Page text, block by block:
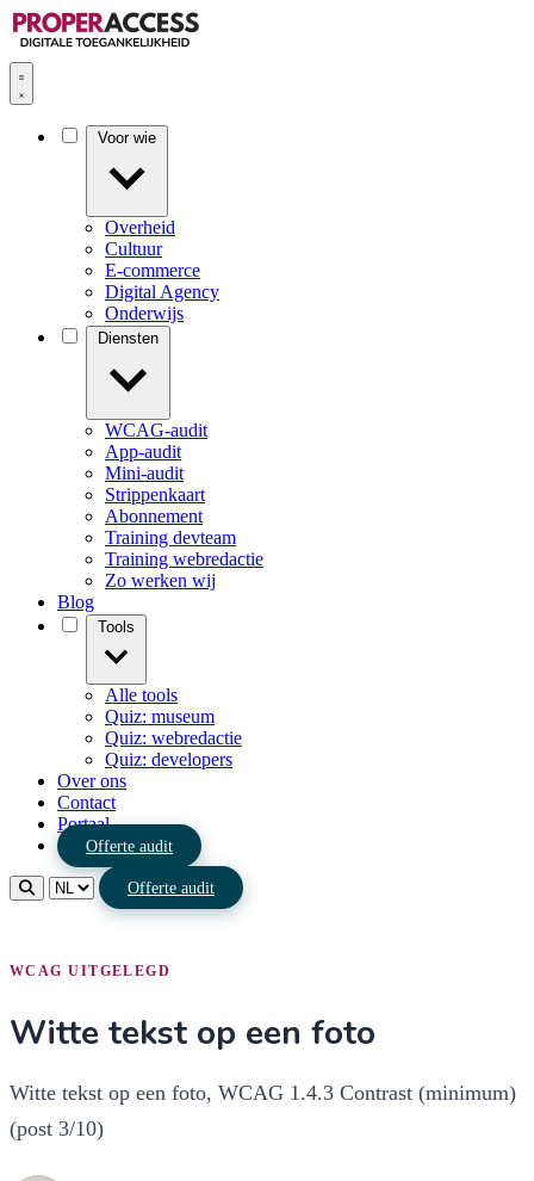
Overheid
Cultuur
E-commerce
Digital Agency
Onderwijs
WCAG-audit
App-audit
Mini-audit
Strippenkaart
Abonnement
Training devteam
Training webredactie
Zo werken wij
Blog
Alle tools
Quiz: museum
Quiz: webredactie
Quiz: developers
Over ons
Contact
Portaal
Offerte audit
Offerte audit
WCAG UITGELEGD
Witte tekst op een foto
Witte tekst op een foto, WCAG 1.4.3 Contrast (minimum)
(post 3/10)